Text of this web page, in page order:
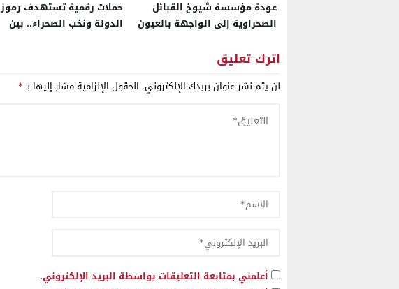
عودة مؤسسة شيوخ القبائل
الصحراوية إلى الواجهة بالعيون
حملات رقمية تستهدف رموز
الدولة ونخب الصحراء.. بين
اترك تعليق
لن يتم نشر عنوان بريدك الإلكتروني. الحقول الإلزامية مشار إليها بـ*
أعلمني بمتابعة التعليقات بواسطة البريد الإلكتروني.